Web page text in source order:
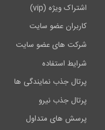
اشتراک ویژه (vip)
کاربران عضو سایت
شرکت های عضو سایت
شرایط استفاده
پرتال جذب نمایندگی ها
پرتال جذب نیرو
پرسش های متداول